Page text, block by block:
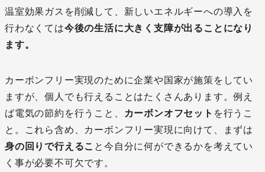
温室効果ガスを削減して、新しいエネルギーへの導入を
行わなくては今後の生活に大きく支障が出ることになり
ます。
カーボンフリー実現のために企業や国家が施策をしてい
ますが、個人でも行えることはたくさんあります。例え
ば電気の節約を行うこと、
カーボンオフセット を行うこ
と。これら含め、カーボンフリー実現に向けて、まずは
身の回りで行えるこ と今自分に何ができるかを考えてい
く事が必要不可欠です。